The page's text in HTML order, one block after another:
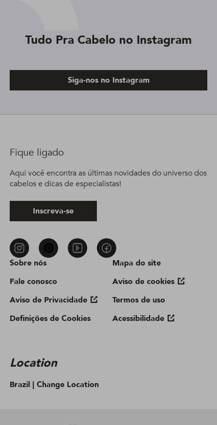
Tudo Pra Cabelo no Instagram
Siga-nos no Instagram
Sobre nós
Fale conosco
Aviso de Privacidade
Definições de Cookies
Mapa do site
Aviso de cookies
Termos de uso
Acessibilidade
Location
Brazil | Change Location
Fique ligado
Aqui você encontra as últimas novidades do universo dos
cabelos e dicas de especialistas!
Inscreva-se